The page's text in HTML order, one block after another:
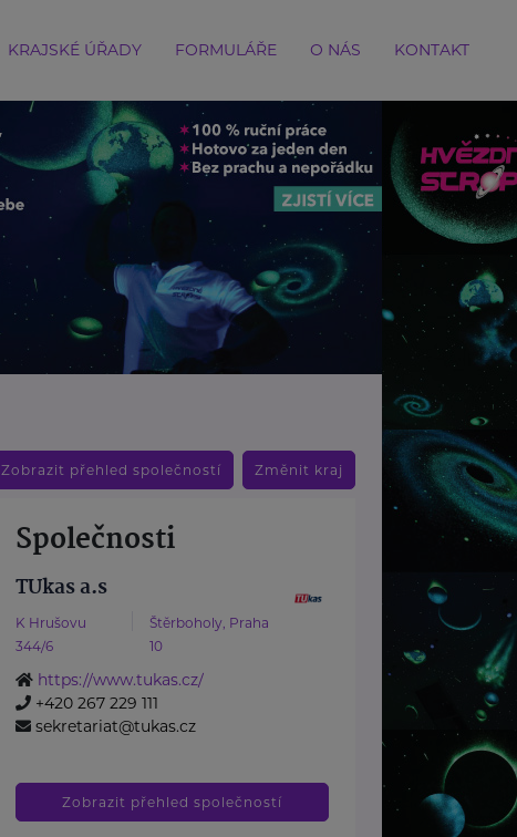
KRAJSKÉ ÚŘADY FORMULÁŘE O NÁS KONTAKT
Zobrazit přehled společností Změnit kraj
Společnosti
TUkas a.s
K Hrušovu
344/6
Štěrboholy, Praha
10
https://www.tukas.cz/
+420 267 229 111
sekretariat@tukas.cz
Zobrazit přehled společností